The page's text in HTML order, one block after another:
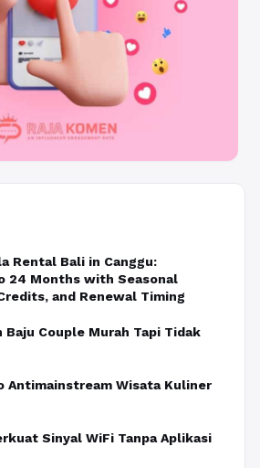
Rental Bali in Canggu:
24 Months with Seasonal
and Renewal Timing
Baju Couple Murah Tapi Tidak
Antimainstream Wisata Kuliner
Sinyal WiFi Tanpa Aplikasi